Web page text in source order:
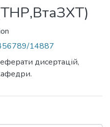
14887
дисертацій,